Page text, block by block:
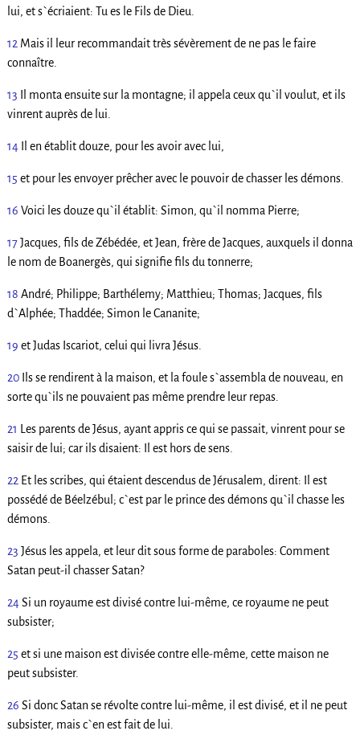
lui, et s`écriaient: Tu es le Fils de Dieu.
12 Mais il leur recommandait très sévèrement de ne pas le faire
connaître.
13
Il monta ensuite sur la montagne; il appela ceux qu`il voulut, et ils
vinrent auprès de lui.
14 Il en établit douze, pour les avoir avec lui,
15 et pour les envoyer prêcher avec le pouvoir de chasser les démons.
16 Voici les douze qu`il établit: Simon, qu`il nomma Pierre;
17Jacques, fils de Zébédée, et Jean, frère de Jacques, auxquels il donna
le nom de Boanergès, qui signifie fils du tonnerre;
18 André; Philippe; Barthélemy; Matthieu; Thomas; Jacques, fils
d`Alphée; Thaddée; Simon le Cananite;
19 et Judas Iscariot, celui qui livra Jésus.
20
Ils se rendirent à la maison, et la foule s`assembla de nouveau, en
sorte qu`ils ne pouvaient pas même prendre leur repas.
21
Les parents de Jésus, ayant appris ce qui se passait, vinrent pour se
saisir de lui; car ils disaient: Il est hors de sens.
22 Et les scribes, qui étaient descendus de Jérusalem, dirent: Il est
possédé de Béelzébul; c`est par le prince des démons qu`il chasse les
démons.
23 Jésus les appela, et leur dit sous forme de paraboles: Comment
Satan peut-il chasser Satan?
24Si un royaume est divisé contre lui-même, ce royaume ne peut
subsister;
25 et si une maison est divisée contre elle-même, cette maison ne
peut subsister.
26 Si donc Satan se révolte contre lui-même, il est divisé, et il ne peut
subsister, mais c`en est fait de lui.